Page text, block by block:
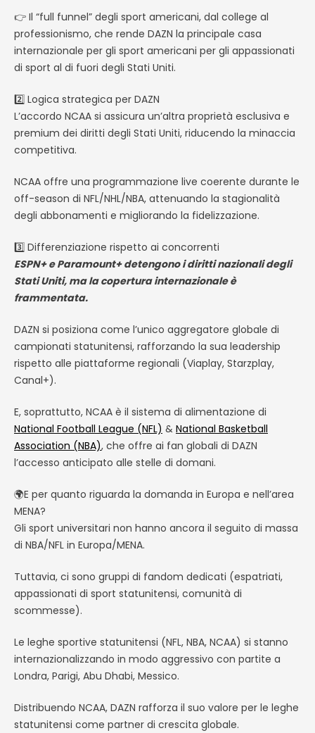
👉 Il “full funnel” degli sport americani, dal college al
professionismo, che rende DAZN la principale casa
internazionale per gli sport americani per gli appassionati
di sport al di fuori degli Stati Uniti.
2️⃣ Logica strategica per DAZN
L’accordo NCAA si assicura un’altra proprietà esclusiva e
premium dei diritti degli Stati Uniti, riducendo la minaccia
competitiva.
NCAA offre una programmazione live coerente durante le
off-season di NFL/NHL/NBA, attenuando la stagionalità
degli abbonamenti e migliorando la fidelizzazione.
3️⃣ Differenziazione rispetto ai concorrenti
ESPN+ e Paramount+ detengono i diritti nazionali degli
Stati Uniti, ma la copertura internazionale è
frammentata.
DAZN si posiziona come l’unico aggregatore globale di
campionati statunitensi, rafforzando la sua leadership
rispetto alle piattaforme regionali (Viaplay, Starzplay,
Canal+).
E, soprattutto, NCAA è il sistema di alimentazione di
National Football League (NFL) & National Basketball
Association (NBA), che offre ai fan globali di DAZN
l’accesso anticipato alle stelle di domani.
🌍E per quanto riguarda la domanda in Europa e nell’area
MENA?
Gli sport universitari non hanno ancora il seguito di massa
di NBA/NFL in Europa/MENA.
Tuttavia, ci sono gruppi di fandom dedicati (espatriati,
appassionati di sport statunitensi, comunità di
scommesse).
Le leghe sportive statunitensi (NFL, NBA, NCAA) si stanno
internazionalizzando in modo aggressivo con partite a
Londra, Parigi, Abu Dhabi, Messico.
Distribuendo NCAA, DAZN rafforza il suo valore per le leghe
statunitensi come partner di crescita globale.